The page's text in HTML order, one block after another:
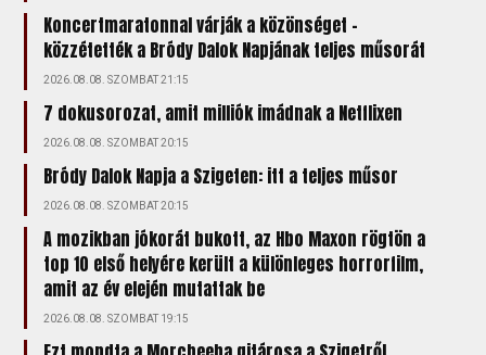
Koncertmaratonnal várják a közönséget –
közzétették a Bródy Dalok Napjának teljes műsorát
2026.08.08. SZOMBAT 21:15
7 dokusorozat, amit milliók imádnak a Netflixen
2026.08.08. SZOMBAT 20:15
Bródy Dalok Napja a Szigeten: itt a teljes műsor
2026.08.08. SZOMBAT 20:15
A mozikban jókorát bukott, az Hbo Maxon rögtön a
top 10 első helyére került a különleges horrorfilm,
amit az év elején mutattak be
2026.08.08. SZOMBAT 19:15